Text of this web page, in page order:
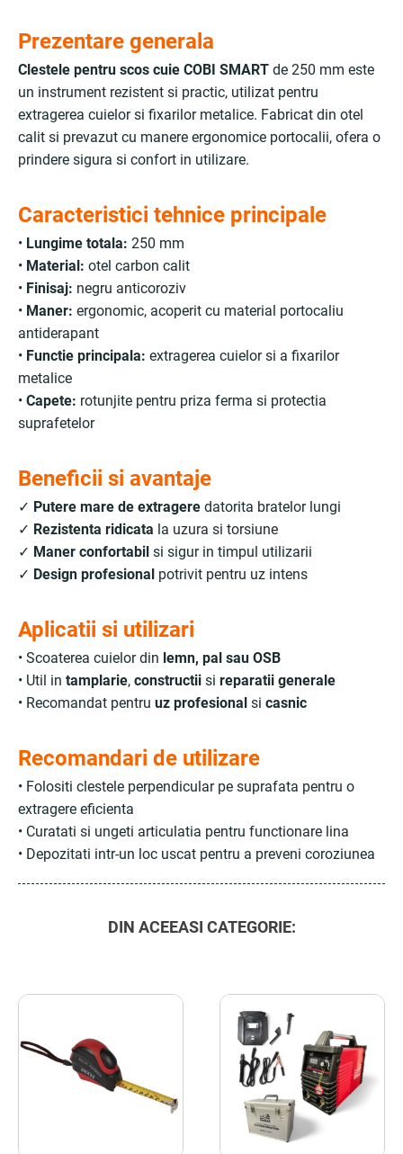
Prezentare generala
Clestele pentru scos cuie COBI SMART de 250 mm este
un instrument rezistent si practic, utilizat pentru
extragerea cuielor si fixarilor metalice. Fabricat din otel
calit si prevazut cu manere ergonomice portocalii, ofera o
prindere sigura si confort in utilizare.
Caracteristici tehnice principale
• Lungime totala: 250 mm
• Material: otel carbon calit
• Finisaj: negru anticoroziv
• Maner: ergonomic, acoperit cu material portocaliu
antiderapant
• Functie principala: extragerea cuielor si a fixarilor
metalice
• Capete: rotunjite pentru priza ferma si protectia
suprafetelor
Beneficii si avantaje
✓ Putere mare de extragere datorita bratelor lungi
✓ Rezistenta ridicata la uzura si torsiune
✓ Maner confortabil si sigur in timpul utilizarii
✓ Design profesional potrivit pentru uz intens
Aplicatii si utilizari
• Scoaterea cuielor din lemn, pal sau OSB
• Util in tamplarie, constructii si reparatii generale
• Recomandat pentru uz profesional si casnic
Recomandari de utilizare
• Folositi clestele perpendicular pe suprafata pentru o
extragere eficienta
• Curatati si ungeti articulatia pentru functionare lina
• Depozitati intr-un loc uscat pentru a preveni coroziunea
DIN ACEEASI CATEGORIE: